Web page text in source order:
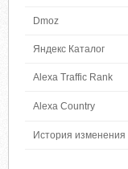
Dmoz
Яндекс Каталог
Alexa Traffic Rank
Alexa Country
История изменения